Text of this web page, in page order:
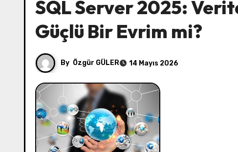
SQL Server 2025:
Güçlü Bir Evrim mi?
By Özgür GÜLER 14 Mayıs 2026